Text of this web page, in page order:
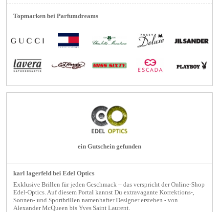
Topmarken bei Parfumdreams
ein Gutschein gefunden
karl lagerfeld bei Edel Optics
Exklusive Brillen für jeden Geschmack – das verspricht der Online-Shop
Edel-Optics. Auf diesem Portal kannst Du extravagante Korrektions-,
Sonnen- und Sportbrillen namenhafter Designer erstehen - von
Alexander McQueen bis Yves Saint Laurent.